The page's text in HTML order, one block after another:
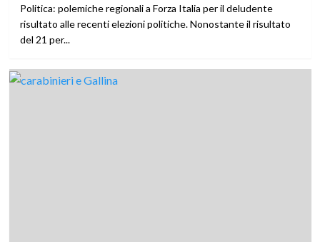
Politica: polemiche regionali a Forza Italia per il deludente
risultato alle recenti elezioni politiche. Nonostante il risultato
del 21 per...